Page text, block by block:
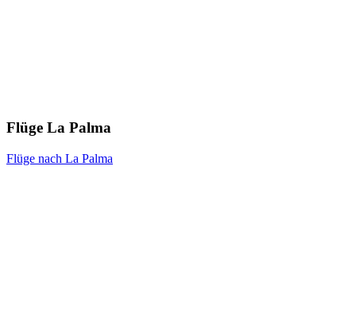
Flüge La Palma
Flüge nach La Palma